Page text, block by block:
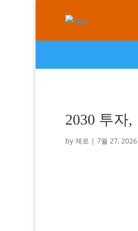
2030 투자
by 제로 | 7월 27, 2026